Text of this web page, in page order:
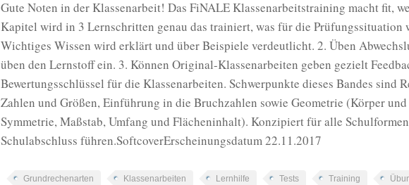
Gute Noten in der Klassenarbeit! Das FiNALE Klassenarbeitstraining macht fit,
Kapitel wird in 3 Lernschritten genau das trainiert, was für die Prüfungssituation
Wichtiges Wissen wird erklärt und über Beispiele verdeutlicht. 2. Üben
üben den Lernstoff ein. 3. Können Original-Klassenarbeiten geben gezielt
Bewertungsschlüssel für die Klassenarbeiten. Schwerpunkte dieses Bandes sind
Zahlen und Größen, Einführung in die Bruchzahlen sowie Geometrie (Körper
Symmetrie, Maßstab, Umfang und Flächeninhalt). Konzipiert für alle
Schulabschluss führen.SoftcoverErscheinungsdatum 22.11.2017
Grundrechenarten Klassenarbeiten Lernhilfe Tests Training